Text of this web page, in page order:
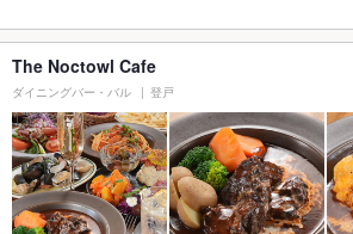
The Noctowl Cafe
ダイニングバー・バル 登戸